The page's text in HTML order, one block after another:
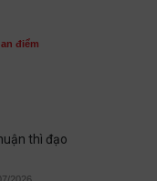
điểm
thì đạo